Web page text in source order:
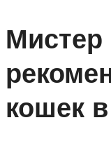
Мистер
кошек